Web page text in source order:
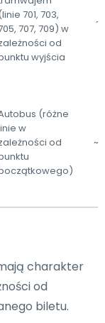
701, 703,
707, 709) w
od
wyjścia
(różne
w
od
charakter
od
biletu.